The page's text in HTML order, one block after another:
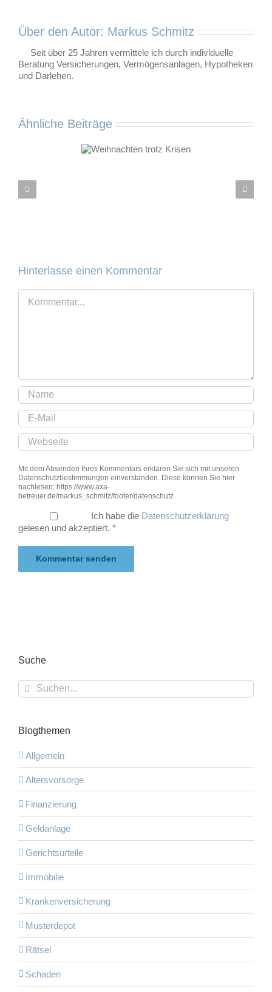
Über den Autor: Markus Schmitz
Seit über 25 Jahren vermittele ich durch individuelle
Beratung Versicherungen, Vermögensanlagen, Hypotheken
und Darlehen.
Ähnliche Beiträge
Hinterlasse einen Kommentar
Kommentar
Mit dem Absenden Ihres Kommentars erklären Sie sich mit unseren
Datenschutzbestimmungen einverstanden. Diese können Sie hier
nachlesen: https://www.axa-
betreuer.de/markus_schmitz/footer/datenschutz
Ich habe die Datenschutzerklärung
gelesen und akzeptiert. *
Suche
Suche
nach:
Blogthemen
Allgemein
Altersvorsorge
Finanzierung
Geldanlage
Gerichtsurteile
Immobilie
Krankenversicherung
Musterdepot
Rätsel
Schaden